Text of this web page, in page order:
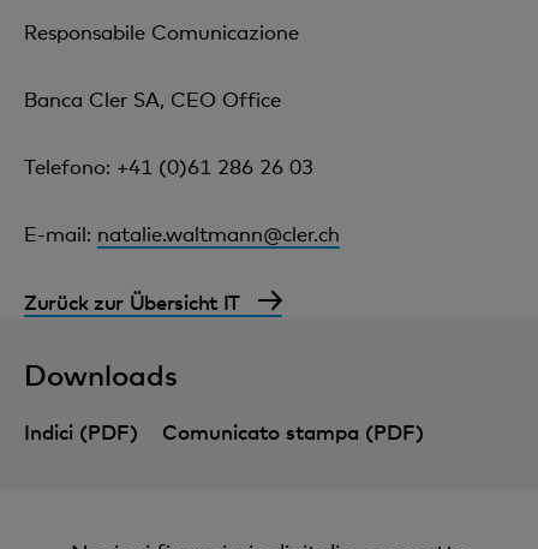
Responsabile Comunicazione
Banca Cler SA, CEO Office
Telefono: +41 (0)61 286 26 03
E-mail: natalie.waltmann@cler.ch
Zurück zur Übersicht IT
Downloads
Indici (PDF) Comunicato stampa (PDF)